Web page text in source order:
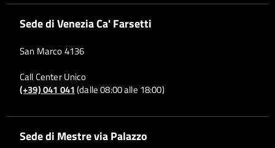
Sede di Venezia Ca' Farsetti
San Marco 4136
Call Center Unico
(+39) 041 041(dalle 08:00 alle 18:00)
Sede di Mestre via Palazzo